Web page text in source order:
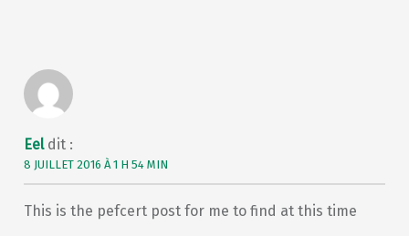
Eel dit :
8 JUILLET 2016 À 1 H 54 MIN
This is the pefcert post for me to find at this time